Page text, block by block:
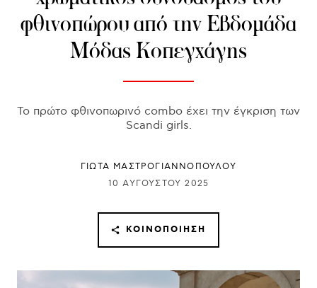
φθινοπώρου από την Εβδομάδα
Μόδας Κοπεγχάγης
Το πρώτο φθινοπωρινό combo έχει την έγκριση των
Scandi girls.
ΓΙΩΤΑ ΜΑΣΤΡΟΓΙΑΝΝΟΠΟΥΛΟΥ
10 ΑΥΓΟΎΣΤΟΥ 2025
ΚΟΙΝΟΠΟΊΗΣΗ